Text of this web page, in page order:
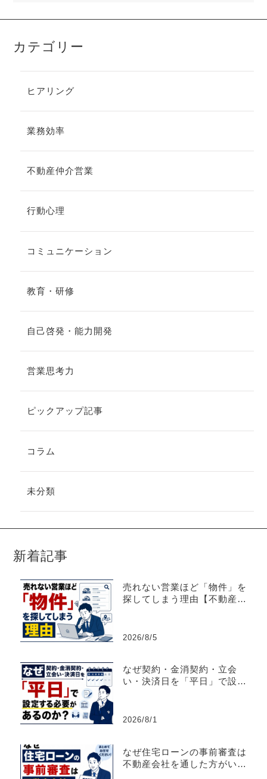
カテゴリー
ヒアリング
業務効率
不動産仲介営業
行動心理
コミュニケーション
教育・研修
自己啓発・能力開発
営業思考力
ピックアップ記事
コラム
未分類
新着記事
売れない営業ほど「物件」を
探してしまう理由【不動産売
2026/8/5
なぜ契約・金消契約・立会
い・決済日を「平日」で設定
2026/8/1
なぜ住宅ローンの事前審査は
不動産会社を通した方がいい